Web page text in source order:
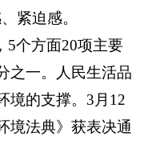
紧迫感。
5个方面20项主要
之一。人民生活品
境的支撑。3月12
境法典》获表决通